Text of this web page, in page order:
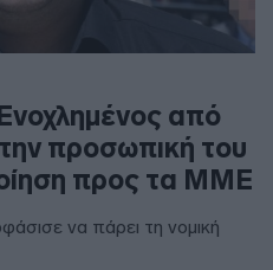
από
προσωπική του
προς τα ΜΜΕ
να πάρει τη νομική